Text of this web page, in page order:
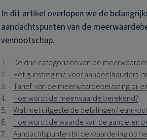
In dit artikel overlopen we de
aandachtspunten van de
vennootschap.
De drie categorieën van de
Het gunstregime voor aandeelhouders
Tarief van de meerwaardebelasting bij
Hoe wordt de meerwaarde berekend?
Wat met uitgestelde betalingen/ earn-
Hoe wordt de waarde van de aandelen
Aandachtspunten bij de waardering op